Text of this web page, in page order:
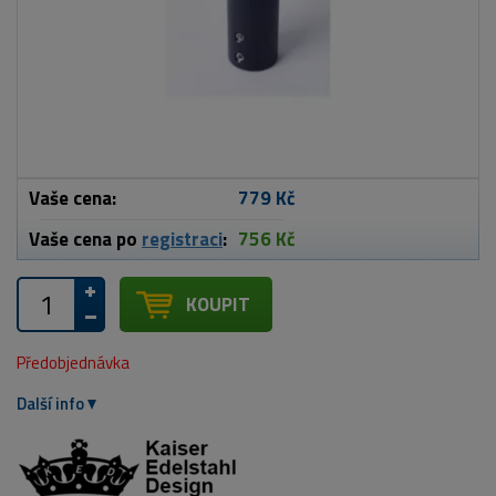
Vaše cena:
779 Kč
Vaše cena po registraci: 756 Kč
KOUPIT
Předobjednávka
Další info